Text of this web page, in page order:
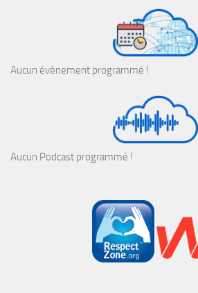
Aucun évènement programmé !
Aucun Podcast programmé !